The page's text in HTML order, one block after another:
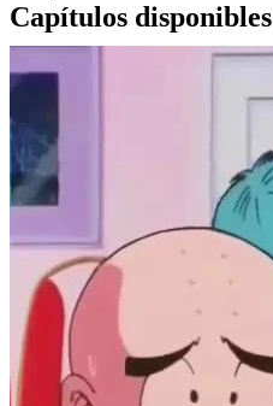
Capítulos disponibles